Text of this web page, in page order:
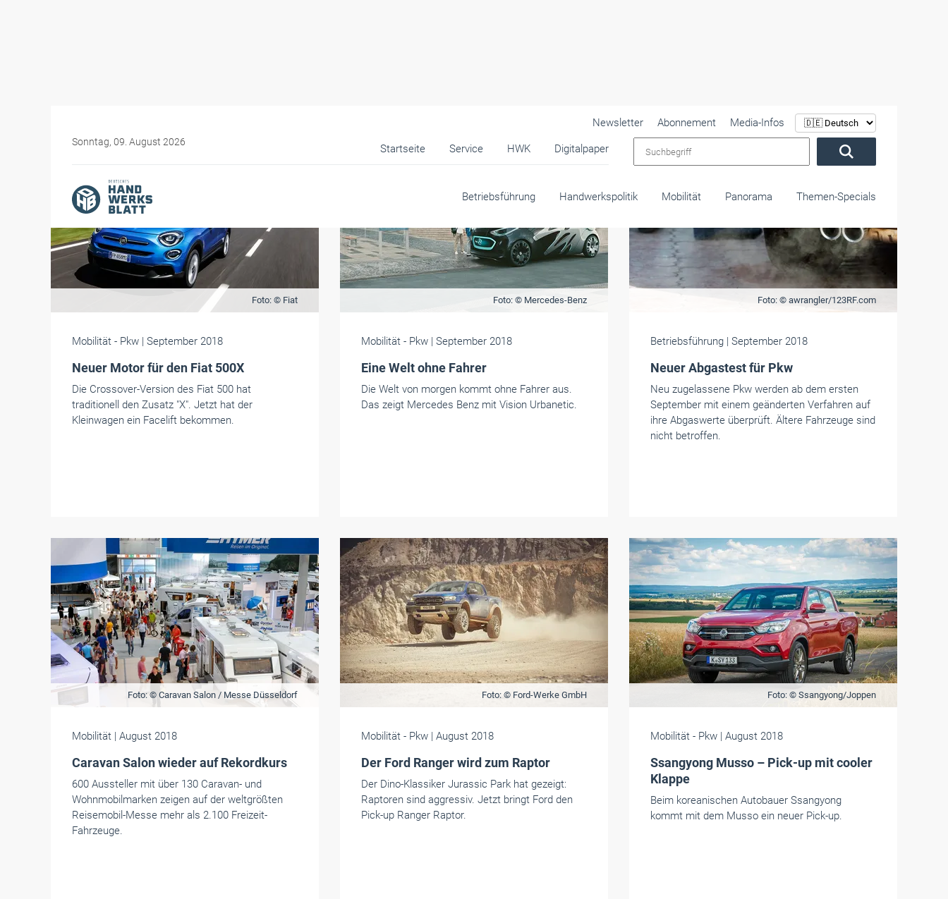
Sonntag, 09. August 2026
Startseite Service HWK Digitalpaper
Newsletter Abonnement
Media-Infos
Betriebsführung Handwerkspolitik Mobilität Panorama Themen-Specials
Foto: © Fiat
Mobilität - Pkw | September 2018
Neuer Motor für den Fiat 500X
Die Crossover-Version des Fiat 500 hat
traditionell den Zusatz "X". Jetzt hat der
Kleinwagen ein Facelift bekommen.
Foto: © Mercedes-Benz
Mobilität- Pkw | September 2018
Eine Welt ohne Fahrer
Die Welt von morgen kommt ohne Fahrer aus.
Das zeigt Mercedes Benz mit Vision Urbanetic.
Foto: © awrangler/123RF.com
Betriebsführung | September 2018
Neuer Abgastest für Pkw
Neu zugelassene Pkw werden ab dem ersten
September mit einem geänderten Verfahren auf
ihre Abgaswerte überprüft. Ältere Fahrzeuge sind
nicht betroffen.
Foto: © Caravan Salon / Messe Düsseldorf
Mobilität | August 2018
Caravan Salon wieder auf Rekordkurs
600 Aussteller mit über 130 Caravan- und
Wohnmobilmarken zeigen auf der weltgrößten
Reisemobil-Messe mehr als 2.100 Freizeit-
Fahrzeuge.
Foto: © Ford-Werke GmbH
Mobilität- Pkw | August 2018
Der Ford Ranger wird zum Raptor
Der Dino-Klassiker Jurassic Park hat gezeigt:
Raptoren sind aggressiv. Jetzt bringt Ford den
Pick-up Ranger Raptor.
Foto: © Ssangyong/Joppen
Mobilität- Pkw | August 2018
Ssangyong Musso – Pick-up mit cooler
Klappe
Beim koreanischen Autobauer Ssangyong
kommt mit dem Musso ein neuer Pick-up.